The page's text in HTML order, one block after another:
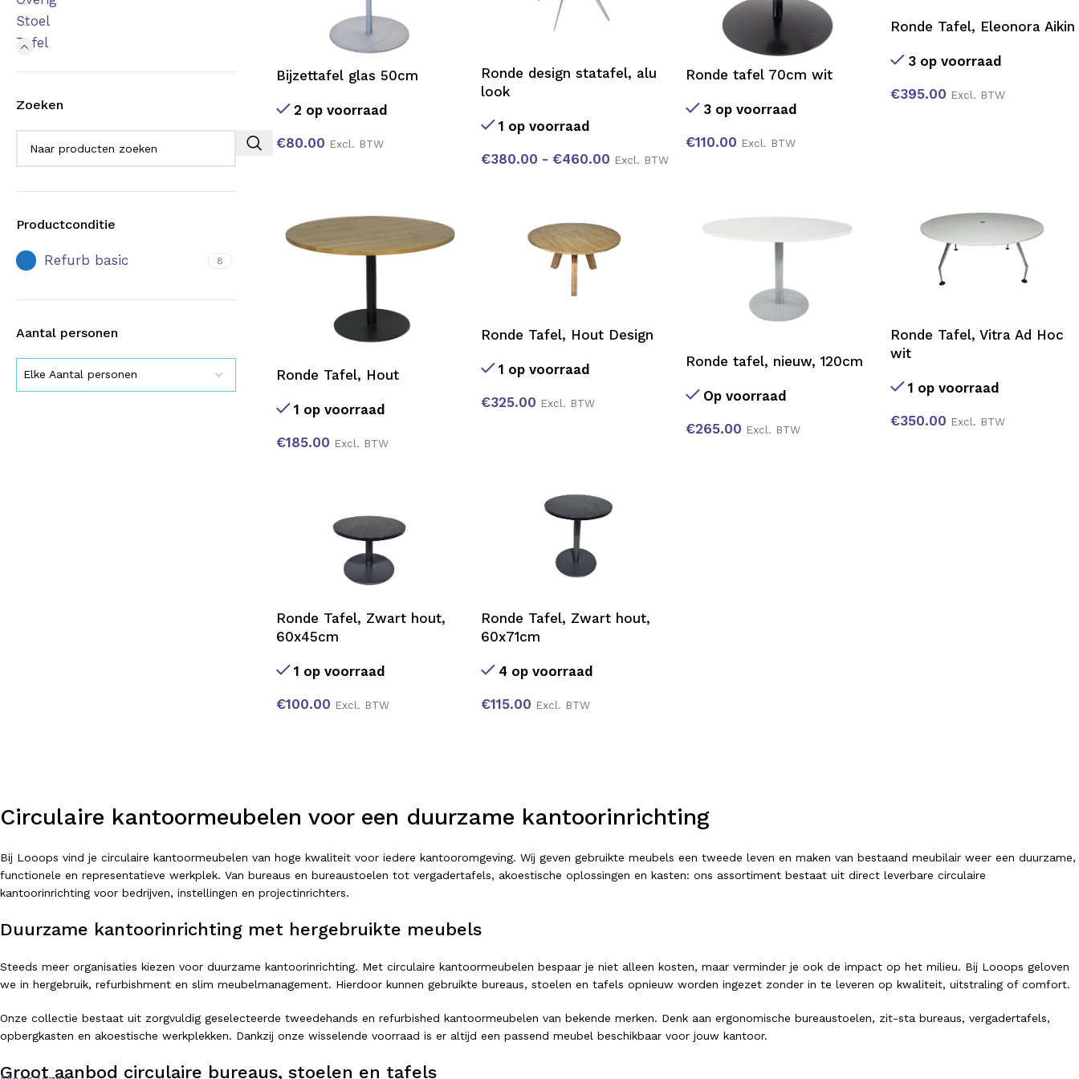
Stoel
Tafel
Zoeken
Productconditie
Refurb basic 8
Aantal personen
Elke Aantal personen
Bijzettafel glas 50cm
2 op voorraad
€80.00 Excl. BTW
Ronde design statafel, alu
look
1 op voorraad
€380.00 - €460.00 Excl. BTW
Ronde tafel 70cm wit
3 op voorraad
€110.00 Excl. BTW
Ronde Tafel, Eleonora Aikin
3 op voorraad
€395.00 Excl. BTW
Ronde Tafel, Hout
1 op voorraad
€185.00 Excl. BTW
Ronde Tafel, Hout Design
1 op voorraad
€325.00 Excl. BTW
Ronde tafel, nieuw, 120cm
Op voorraad
€265.00 Excl. BTW
Ronde Tafel, Vitra Ad Hoc
wit
1 op voorraad
€350.00 Excl. BTW
Ronde Tafel, Zwart hout,
60x45cm
1 op voorraad
€100.00 Excl. BTW
Ronde Tafel, Zwart hout,
60x71cm
4 op voorraad
€115.00 Excl. BTW
Circulaire kantoormeubelen voor een duurzame kantoorinrichting
Bij Looops vind je circulaire kantoormeubelen van hoge kwaliteit voor iedere kantooromgeving. Wij geven gebruikte meubels een tweede leven en maken van bestaand meubilair weer een duurzame,
functionele en representatieve werkplek. Van bureaus en bureaustoelen tot vergadertafels, akoestische oplossingen en kasten: ons assortiment bestaat uit direct leverbare circulaire
kantoorinrichting voor bedrijven, instellingen en projectinrichters.
Duurzame kantoorinrichting met hergebruikte meubels
Steeds meer organisaties kiezen voor duurzame kantoorinrichting. Met circulaire kantoormeubelen bespaar je niet alleen kosten, maar verminder je ook de impact op het milieu. Bij Looops geloven
we in hergebruik, refurbishment en slim meubelmanagement. Hierdoor kunnen gebruikte bureaus, stoelen en tafels opnieuw worden ingezet zonder in te leveren op kwaliteit, uitstraling of comfort.
Onze collectie bestaat uit zorgvuldig geselecteerde tweedehands en refurbished kantoormeubelen van bekende merken. Denk aan ergonomische bureaustoelen, zit-sta bureaus, vergadertafels,
opbergkasten en akoestische werkplekken. Dankzij onze wisselende voorraad is er altijd een passend meubel beschikbaar voor jouw kantoor.
Groot aanbod circulaire bureaus, stoelen en tafels